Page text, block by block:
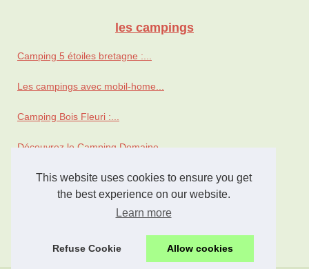
This website uses cookies to ensure you get
the best experience on our website.
Learn more
Refuse Cookie Allow cookies
les campings
Camping 5 étoiles bretagne :...
Les campings avec mobil-home...
Camping Bois Fleuri :...
Découvrez le Camping Domaine...
Découvrez le Camping Domaine...
Découvrez le charme...